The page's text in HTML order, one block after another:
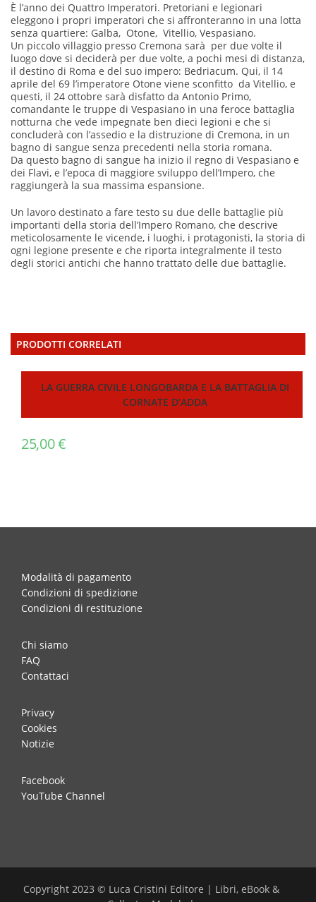
È l’anno dei Quattro Imperatori. Pretoriani e legionari
eleggono i propri imperatori che si affronteranno in una lotta
senza quartiere: Galba, Otone, Vitellio, Vespasiano.
Un piccolo villaggio presso Cremona sarà per due volte il
luogo dove si deciderà per due volte, a pochi mesi di distanza,
il destino di Roma e del suo impero: Bedriacum. Qui, il 14
aprile del 69 l’imperatore Otone viene sconfitto da Vitellio, e
questi, il 24 ottobre sarà disfatto da Antonio Primo,
comandante le truppe di Vespasiano in una feroce battaglia
notturna che vede impegnate ben dieci legioni e che si
concluderà con l’assedio e la distruzione di Cremona, in un
bagno di sangue senza precedenti nella storia romana.
Da questo bagno di sangue ha inizio il regno di Vespasiano e
dei Flavi, e l’epoca di maggiore sviluppo dell’Impero, che
raggiungerà la sua massima espansione.
Un lavoro destinato a fare testo su due delle battaglie più
importanti della storia dell’Impero Romano, che descrive
meticolosamente le vicende, i luoghi, i protagonisti, la storia di
ogni legione presente e che riporta integralmente il testo
degli storici antichi che hanno trattato delle due battaglie.
PRODOTTI CORRELATI
LA GUERRA CIVILE LONGOBARDA E LA BATTAGLIA DI
CORNATE D’ADDA
25,00€
Modalità di pagamento
Condizioni di spedizione
Condizioni di restituzione
Chi siamo
FAQ
Contattaci
Privacy
Cookies
Notizie
Facebook
YouTube Channel
Copyright 2023 © Luca Cristini Editore | Libri, eBook &